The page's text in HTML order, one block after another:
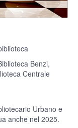
Benzi,
Centrale
Urbano e
anche nel 2025.